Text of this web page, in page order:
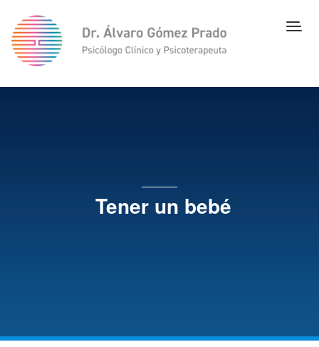
Tener un bebé